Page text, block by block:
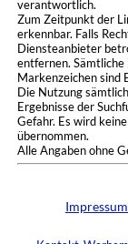
verantwortlich.
Zum Zeitpunkt der
erkennbar. Falls
Diensteanbieter
entfernen.
Markenzeichen sind
Die Nutzung
Ergebnisse der
Gefahr. Es wird
übernommen.
Alle Angaben ohne